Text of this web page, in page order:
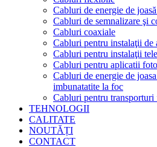
Cabluri de energie de
Cabluri de semnalizare şi
Cabluri coaxiale
Cabluri pentru instalaţii de
Cabluri pentru instalaţii
Cabluri pentru aplicatii
Cabluri de energie de
imbunatatite la foc
Cabluri pentru transporturi
TEHNOLOGII
CALITATE
NOUTĂȚI
CONTACT